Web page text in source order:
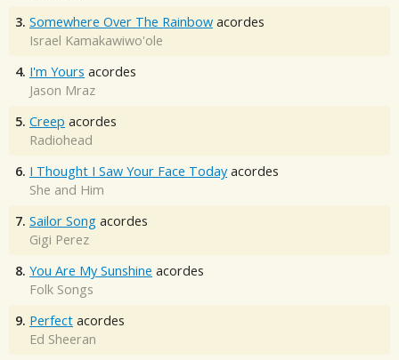
3. Somewhere Over The Rainbow acordes
Israel Kamakawiwo'ole
4. I'm Yours acordes
Jason Mraz
5. Creep acordes
Radiohead
6. I Thought I Saw Your Face Today acordes
She and Him
7. Sailor Song acordes
Gigi Perez
8. You Are My Sunshine acordes
Folk Songs
9. Perfect acordes
Ed Sheeran